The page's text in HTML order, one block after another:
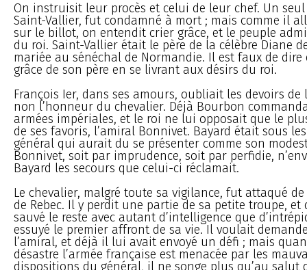
On instruisit leur procès et celui de leur chef. Un seul
Saint-Vallier, fut condamné à mort ; mais comme il
sur le billot, on entendit crier grâce, et le peuple
du roi. Saint-Vallier était le père de la célèbre Diane
mariée au sénéchal de Normandie. Il est faux de dire
grâce de son père en se livrant aux désirs du roi.
François Ier, dans ses amours, oubliait les devoirs de
non l’honneur du chevalier. Déjà Bourbon
armées impériales, et le roi ne lui opposait que le
de ses favoris, l’amiral Bonnivet. Bayard était sous
général qui aurait du se présenter comme son
Bonnivet, soit par imprudence, soit par perfidie,
Bayard les secours que celui-ci réclamait.
Le chevalier, malgré toute sa vigilance, fut attaqué
de Rebec. Il y perdit une partie de sa petite troupe, et
sauvé le reste avec autant d’intelligence que
essuyé le premier affront de sa vie. Il voulait
l’amiral, et déjà il lui avait envoyé un défi ; mais
désastre l’armée française est menacée par les
dispositions du général, il ne songe plus qu’au salut